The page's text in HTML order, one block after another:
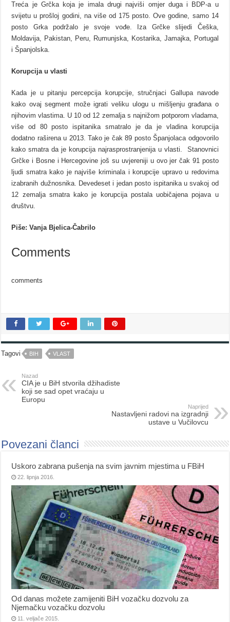
Treća je Grčka koja je imala drugi najviši omjer duga i BDP-a u
svijetu u prošloj godini, na više od 175 posto. Ove godine, samo 14
posto Grka podržalo je svoje vođe. Iza Grčke slijedi Češka,
Moldavija, Pakistan, Peru, Rumunjska, Kostarika, Jamajka, Portugal
i Španjolska.
Korupcija u vlasti
Kada je u pitanju percepcija korupcije, stručnjaci Gallupa navode
kako ovaj segment može igrati veliku ulogu u mišljenju građana o
njihovim vlastima. U 10 od 12 zemalja s najnižom potporom vladama,
više od 80 posto ispitanika smatralo je da je vladina korupcija
dodatno raširena u 2013. Tako je čak 89 posto Španjolaca odgovorilo
kako smatra da je korupcija najrasprostranjenija u vlasti. Stanovnici
Grčke i Bosne i Hercegovine još su uvjereniji u ovo jer čak 91 posto
ljudi smatra kako je najviše kriminala i korupcije upravo u redovima
izabranih dužnosnika. Devedeset i jedan posto ispitanika u svakoj od
12 zemalja smatra kako je korupcija postala uobičajena pojava u
društvu.
Piše: Vanja Bjelica-Čabrilo
Comments
comments
Tagovi BIH VLAST
Nazad
CIA je u BiH stvorila džihadiste
koji se sad opet vraćaju u
Europu
Naprijed
Nastavljeni radovi na izgradnji
ustave u Vučilovcu
Povezani članci
Uskoro zabrana pušenja na svim javnim mjestima u FBiH
22. lipnja 2016.
Od danas možete zamijeniti BiH vozačku dozvolu za
Njemačku vozačku dozvolu
11. veljače 2015.